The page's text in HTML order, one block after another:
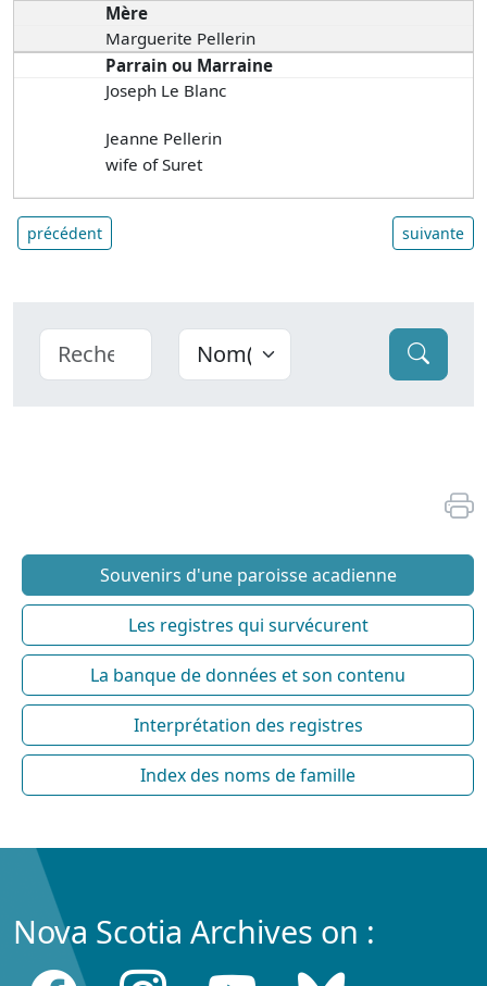
Mère
Marguerite Pellerin
Parrain ou Marraine
Joseph Le Blanc
Jeanne Pellerin
wife of Suret
précédent suivante
Souvenirs d'une paroisse acadienne
Les registres qui survécurent
La banque de données et son contenu
Interprétation des registres
Index des noms de famille
Nova Scotia Archives on :